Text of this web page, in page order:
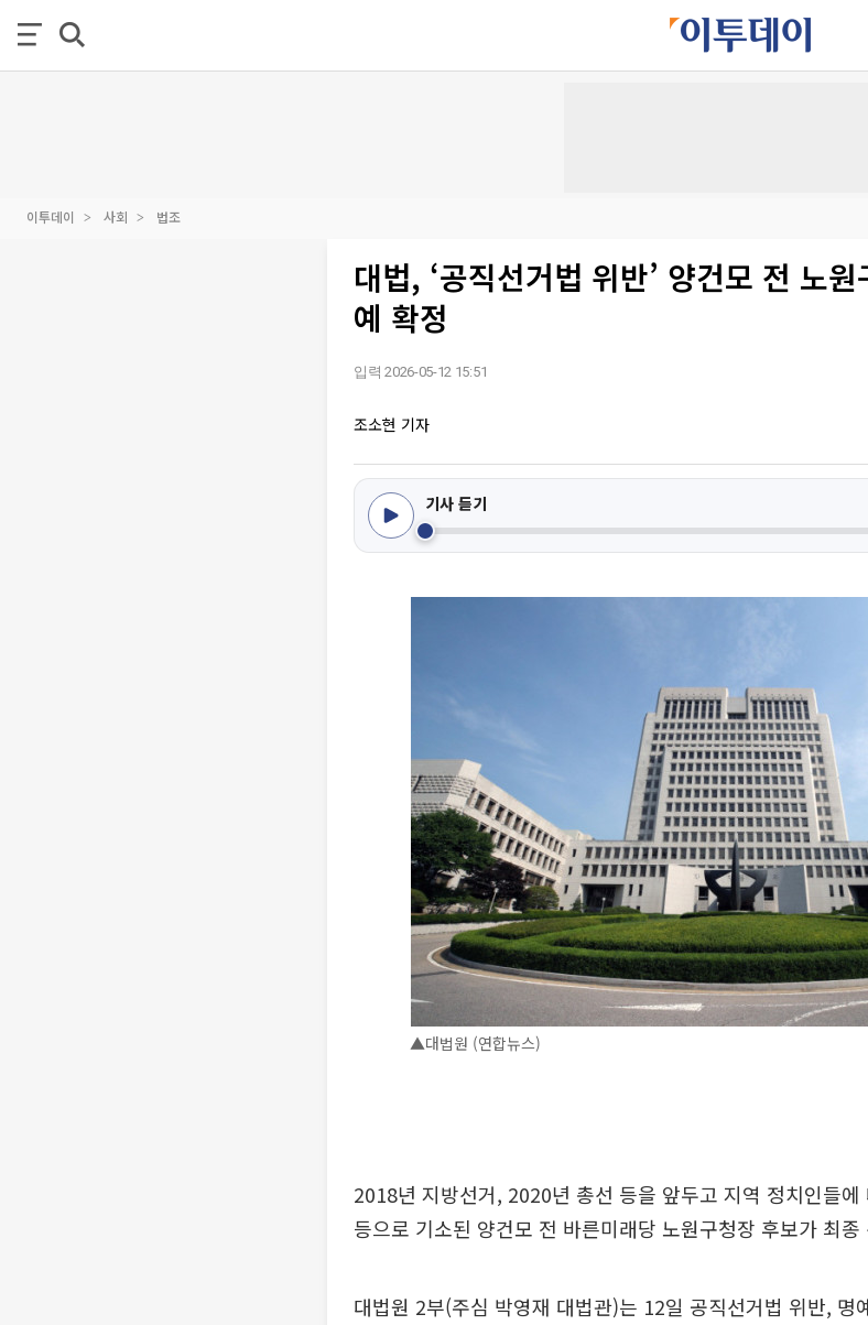
이투데이 사회 법조
대법, ‘공직선거법 위반’ 양건모 전 노
예 확정
입력 2026-05-12 15:51
조소현 기자
기사 듣기
▲대법원 (연합뉴스)
2018년 지방선거, 2020년 총선 등을 앞두고 지역 정치인들에
등으로 기소된 양건모 전 바른미래당 노원구청장 후보가 최
대법원 2부(주심 박영재 대법관)는 12일 공직선거법 위반, 명